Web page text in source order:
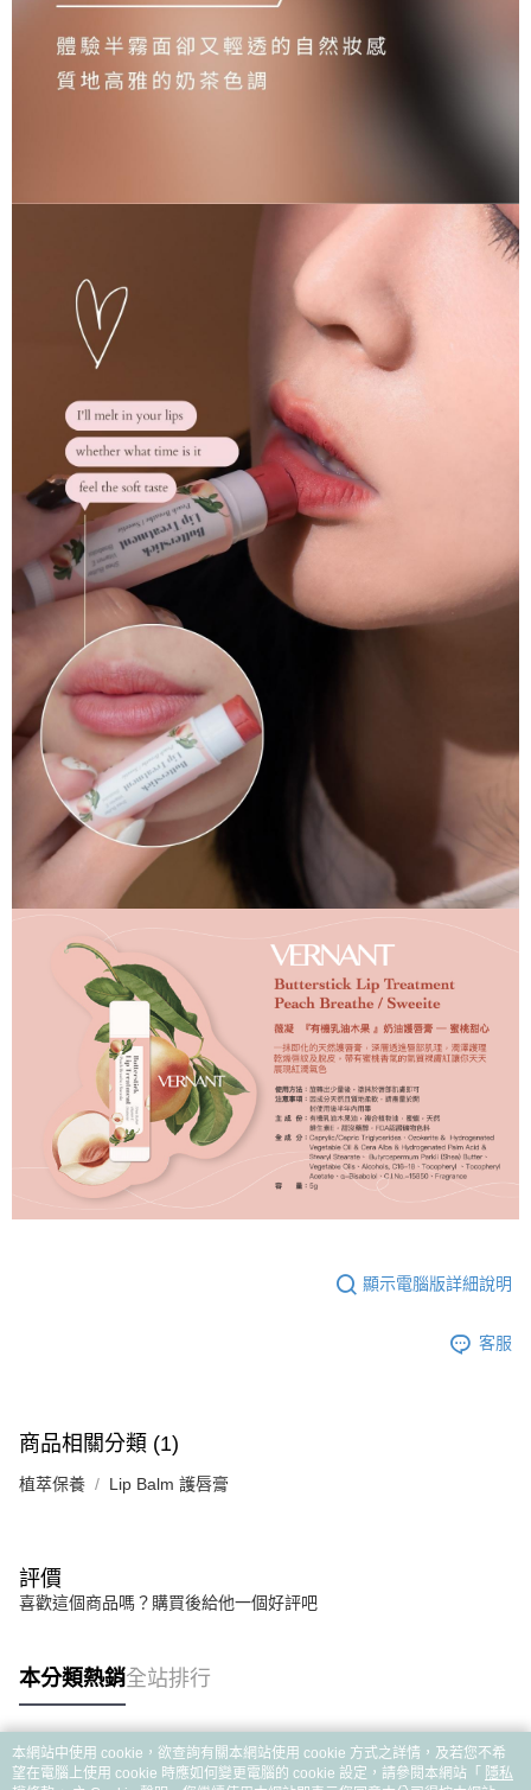
顯示電腦版詳細說明
客服
商品相關分類 (1)
植萃保養 Lip Balm 護唇膏
評價
喜歡這個商品嗎？購買後給他一個好評吧
本分類熱銷全站排行
熱門標籤
本網站中使用 cookie，欲查詢有關本網站使用 cookie 方式之詳情，及若您不希
望在電腦上使用 cookie 時應如何變更電腦的 cookie 設定，請參閱本網站「 隱私